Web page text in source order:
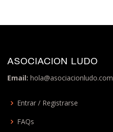
ASOCIACION LUDO
Email: hola@asociacionludo.com
Entrar / Registrarse
FAQs